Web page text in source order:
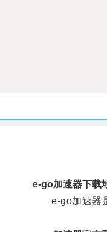
e-go加速器下载
e-go加速器是